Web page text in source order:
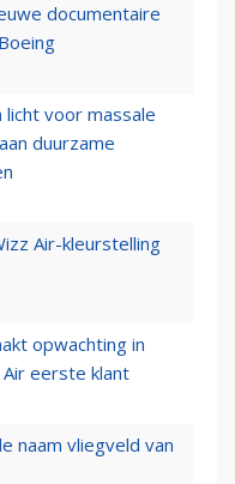
documentaire
voor massale
duurzame
Air-kleurstelling
opwachting in
Air eerste klant
naam vliegveld van